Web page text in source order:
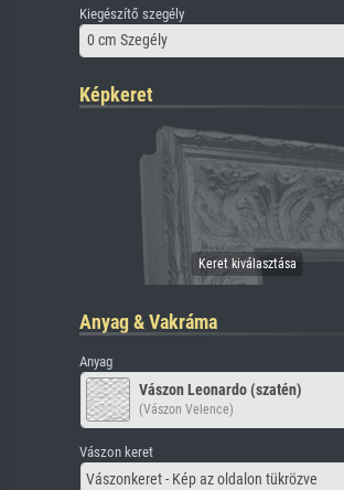
Kiegészítő szegély
0 cm Szegély
Képkeret
Anyag & Vakráma
Anyag
Vászon Leonardo (szatén)
(Vászon Velence)
Vászon keret
Vászonkeret - Kép az oldalon tükrözve